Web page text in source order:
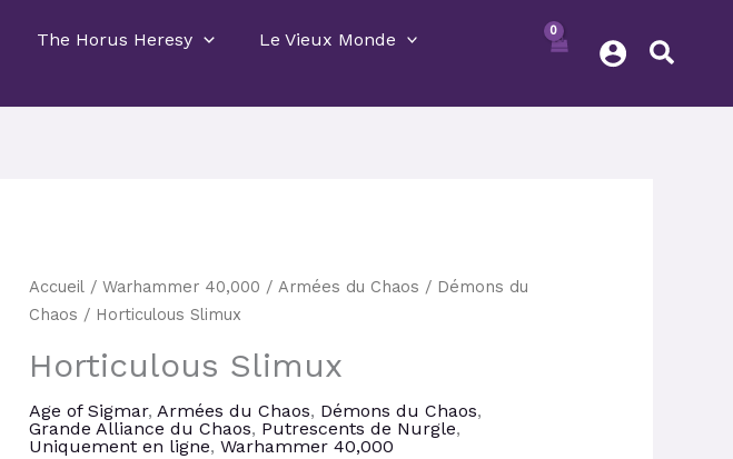
The Horus Heresy
Le Vieux Monde
Accueil /Warhammer 40,000 /Armées du Chaos / Démons du
Chaos / Horticulous Slimux
Horticulous Slimux
Age of Sigmar,Armées du Chaos, Démons du Chaos,
Grande Alliance du Chaos, Putrescents de Nurgle,
Uniquement en ligne,Warhammer 40,000
Le
prix
était :
51,50 €.
Le
prix
est :
46,35 €.
quantité
de
Slimux